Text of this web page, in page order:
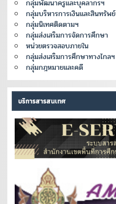
กลุ่มพัฒนาครูและบุคลากรฯ
กลุ่มบริหารการเงินและสินทรัพย์
กลุ่มนิเทศติดตามฯ
กลุ่มส่งเสริมการจัดการศึกษา
หน่วยตรวจสอบภายใน
กลุ่มส่งเสริมการศึกษาทางไกลฯ
กลุ่มกฎหมายและคดี
บริการสารสนเทศ